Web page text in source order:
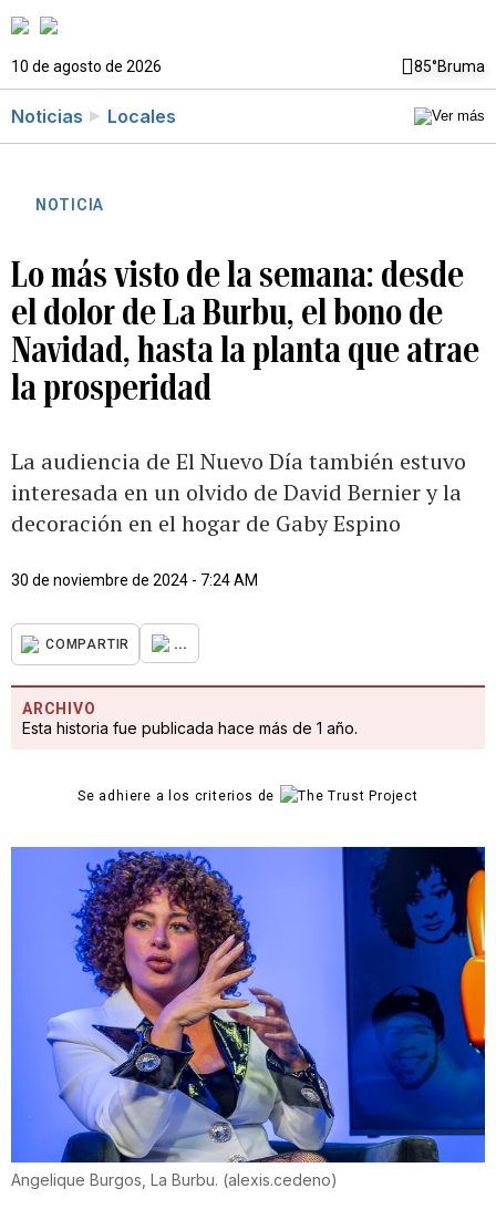
10 de agosto de 2026 85°Bruma
Noticias Locales
NOTICIA
Lo más visto de la semana: desde
el dolor de La Burbu, el bono de
Navidad, hasta la planta que atrae
la prosperidad
La audiencia de El Nuevo Día también estuvo
interesada en un olvido de David Bernier y la
decoración en el hogar de Gaby Espino
30 de noviembre de 2024 - 7:24 AM
COMPARTIR ...
ARCHIVO
Esta historia fue publicada hace más de 1 año.
Se adhiere a los criterios de
Angelique Burgos, La Burbu. (alexis.cedeno)